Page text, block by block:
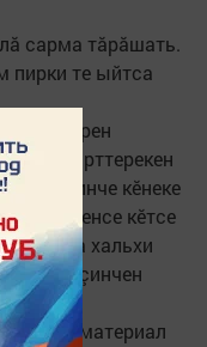
сарма тăрăшать.
пирки те ыйтса
çулсерен
ирттерекен
пӗррехинче кӗнеке
кӗтсе
унта хальхи
çинчен
лартнă материал